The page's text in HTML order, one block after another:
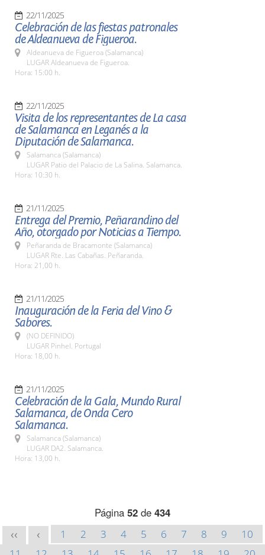
22/11/2025
Celebración de las fiestas patronales
de Aldeanueva de Figueroa.
Aldeanueva de Figueroa (Salamanca)
LUGAR Aldeanueva de Figueroa.
Hora: 15:00 h.
22/11/2025
Visita de los representantes de La casa
de Salamanca en Leganés a la
Diputación de Salamanca.
Salamanca (Salamanca)
LUGAR Patio del Palacio de La Salina. Salamanca.
Hora: 10:30 h.
21/11/2025
Entrega del Premio, Peñarandino del
Año, otorgado por Noticias a Tiempo.
Peñaranda de Bracamonte (Salamanca)
LUGAR Rte. Las Cabañas. Peñaranda.
Hora: 21,00 h.
21/11/2025
Inauguración de la Feria del Vino &
Sabores.
(NO DEFINIDO)
LUGAR Pinhel. Portugal
Hora: 18,00 h.
21/11/2025
Celebración de la Gala, Mundo Rural
Salamanca, de Onda Cero
Salamanca.
Salamanca (Salamanca)
LUGAR DA2. Salamanca.
Hora: 13,00 h.
Página 52 de 434
<< < 1 2 3 4 5 6 7 8 9
10